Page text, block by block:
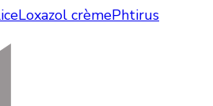
Loxazol crèmePhtirus